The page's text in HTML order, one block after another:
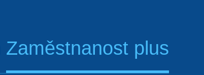
Zaměstnanost plus